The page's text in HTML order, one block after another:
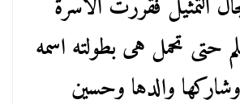
التمثيل فقررت الأسرة
حتى تحمل هى بطولته اسمه
والدها وحسين